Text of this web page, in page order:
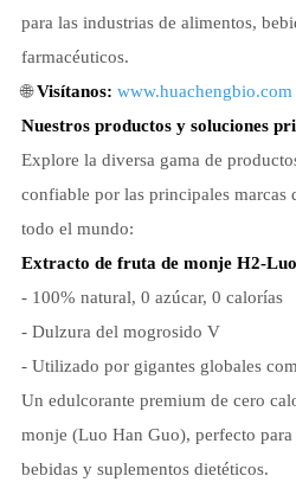
para las industrias de alimentos,
farmacéuticos.
🌐Visítanos: www.huachengbio.com
Nuestros productos y soluciones
Explore la diversa gama de
confiable por las principales marcas
todo el mundo:
Extracto de fruta de monje H2-
- 100% natural, 0 azúcar, 0 calorías
- Dulzura del mogrosido V
- Utilizado por gigantes globales
Un edulcorante premium de cero
monje (Luo Han Guo), perfecto
bebidas y suplementos dietéticos.